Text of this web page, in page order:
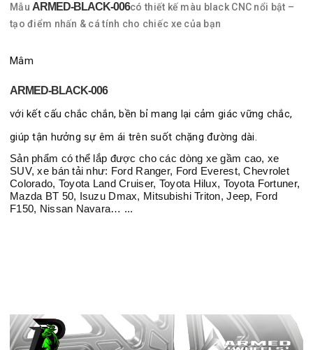
MẫuARMED-BLACK-006có thiết kế màu black CNC nổi bật –
tạo điểm nhấn & cá tính cho chiếc xe của bạn
Mâm
ARMED-BLACK-006
với kết cấu chắc chắn, bền bỉ mang lại cảm giác vững chắc,
giúp tận hưởng sự êm ái trên suốt chặng đường dài.
Sản phẩm có thể lắp được cho các dòng xe gầm cao, xe
SUV, xe bán tải như: Ford Ranger, Ford Everest, Chevrolet
Colorado, Toyota Land Cruiser, Toyota Hilux, Toyota Fortuner,
Mazda BT 50, Isuzu Dmax, Mitsubishi Triton, Jeep, Ford
F150, Nissan Navara… ...